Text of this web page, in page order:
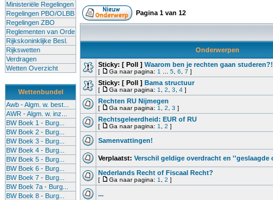
Ministeriële Regelingen
Regelingen PBO/OLBB
Regelingen ZBO
Reglementen van Orde
Rijkskoninklijke Besl.
Rijkswetten
Verdragen
Wetten Overzicht
Wettenbundel
Awb - Algm. w. best...
AWR - Algm. w. inz...
BW Boek 1 - Burg...
BW Boek 2 - Burg...
BW Boek 3 - Burg...
BW Boek 4 - Burg...
BW Boek 5 - Burg...
BW Boek 6 - Burg...
BW Boek 7 - Burg...
BW Boek 7a - Burg...
BW Boek 8 - Burg...
Pagina 1 van 12
Onderwerpen
Sticky: [ Poll ] Waarom ben je rechten gaan
[ Ga naar pagina: 1 5 6 7 ]
Sticky: [ Poll ] Bama structuur
[ Ga naar pagina: 1 2 3 4 ]
Rechten RU Nijmegen
[ Ga naar pagina: 1 2 3 ]
Rechtsgeleerdheid: EUR of RU
[ Ga naar pagina: 1 2 ]
Samenvattingen!
Verplaatst: Verschil geldige overdracht en ''geslaagde
Nederlands Recht of Fiscaal Recht?
[ Ga naar pagina: 1 2 ]
...